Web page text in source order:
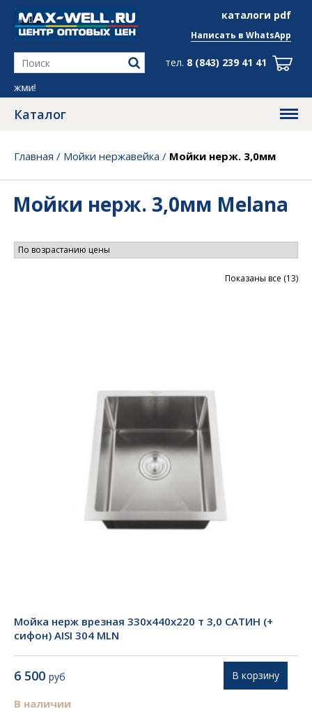
каталоги pdf
info@max-well.ru
Написать в WhatsApp
тел. 8 (843) 239 41 41
Каталог
Главная / Мойки нержавейка / Мойки нерж. 3,0мм
Мойки нерж. 3,0мм Melana
Показаны все (13)
Мойка нерж врезная 330х440х220 т 3,0 САТИН (+
сифон) AISI 304 MLN
6 500 руб
В наличии
В корзину